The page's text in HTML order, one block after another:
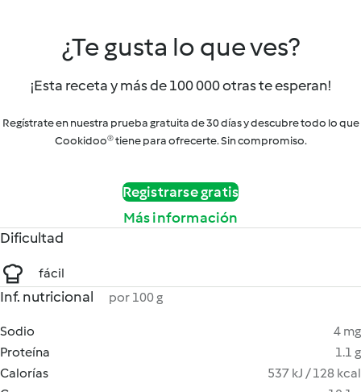
¿Te gusta lo que ves?
¡Esta receta y más de 100 000 otras te esperan!
Regístrate en nuestra prueba gratuita de 30 días y descubre todo lo que
Cookidoo® tiene para ofrecerte. Sin compromiso.
Registrarse gratis
Más información
Dificultad
fácil
Inf. nutricional por 100 g
Sodio
4 mg
Proteína
1.1 g
Calorías
537 kJ / 128 kcal